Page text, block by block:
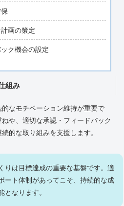
画の策定
ク機会の設定
組み
なモチベーション維持が重要で
や、適切な承認・フィードバック
的な取り組みを支援します。
りは目標達成の重要な基盤です。適
ート体制があってこそ、持続的な成
となります。